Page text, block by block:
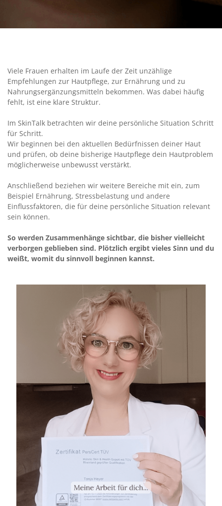
Viele Frauen erhalten im Laufe der Zeit unzählige
Empfehlungen zur Hautpflege, zur Ernährung und zu
Nahrungsergänzungsmitteln bekommen. Was dabei häufig
fehlt, ist eine klare Struktur.
Im SkinTalk betrachten wir deine persönliche Situation Schritt
für Schritt.
Wir beginnen bei den aktuellen Bedürfnissen deiner Haut
und prüfen, ob deine bisherige Hautpflege dein Hautproblem
möglicherweise unbewusst verstärkt.
Anschließend beziehen wir weitere Bereiche mit ein, zum
Beispiel Ernährung, Stressbelastung und andere
Einflussfaktoren, die für deine persönliche Situation relevant
sein können.
So werden Zusammenhänge sichtbar, die bisher vielleicht
verborgen geblieben sind. Plötzlich ergibt vieles Sinn und du
weißt, womit du sinnvoll beginnen kannst.